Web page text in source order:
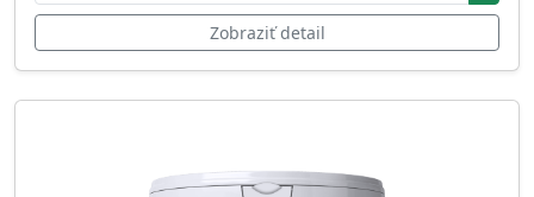
Zobraziť detail